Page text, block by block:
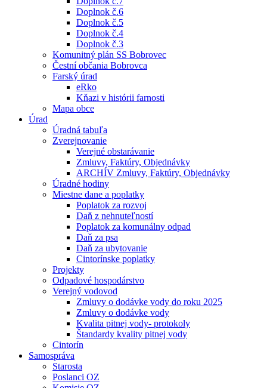
Doplnok č.6
Doplnok č.5
Doplnok č.4
Doplnok č.3
Komunitný plán SS Bobrovec
Čestní občania Bobrovca
Farský úrad
eRko
Kňazi v histórii farnosti
Mapa obce
Úrad
Úradná tabuľa
Zverejnovanie
Verejné obstarávanie
Zmluvy, Faktúry, Objednávky
ARCHÍV Zmluvy, Faktúry, Objednávky
Úradné hodiny
Miestne dane a poplatky
Poplatok za rozvoj
Daň z nehnuteľností
Poplatok za komunálny odpad
Daň za psa
Daň za ubytovanie
Cintorínske poplatky
Projekty
Odpadové hospodárstvo
Verejný vodovod
Zmluvy o dodávke vody do roku 2025
Zmluvy o dodávke vody
Kvalita pitnej vody- protokoly
Štandardy kvality pitnej vody
Cintorín
Samospráva
Starosta
Poslanci OZ